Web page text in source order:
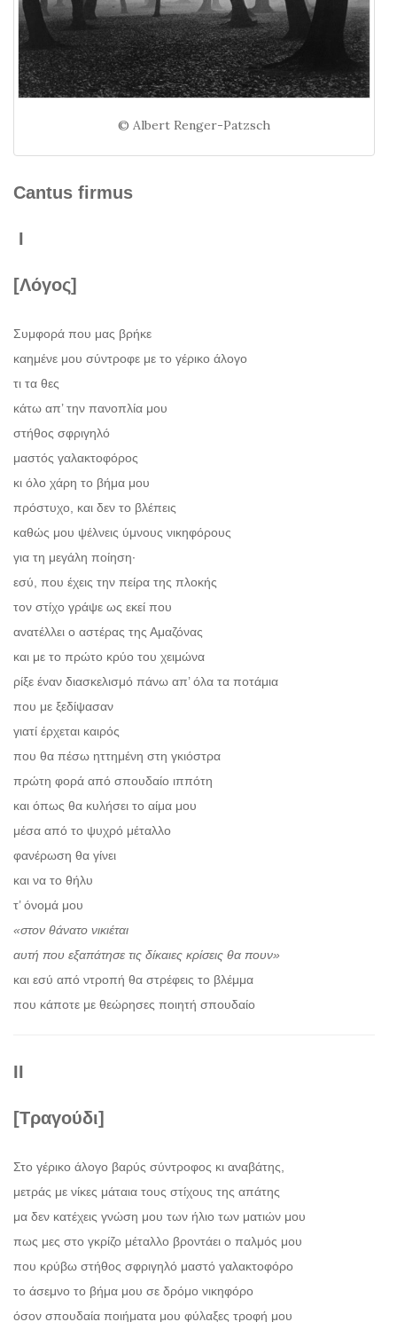
© Albert Renger-Patzsch
Cantus firmus
Ι
[Λόγος]
Συμφορά που μας βρήκε
καημένε μου σύντροφε με το γέρικο άλογο
τι τα θες
κάτω απ’ την πανοπλία μου
στήθος σφριγηλό
μαστός γαλακτοφόρος
κι όλο χάρη το βήμα μου
πρόστυχο, και δεν το βλέπεις
καθώς μου ψέλνεις ύμνους νικηφόρους
για τη μεγάλη ποίηση∙
εσύ, που έχεις την πείρα της πλοκής
τον στίχο γράψε ως εκεί που
ανατέλλει ο αστέρας της Αμαζόνας
και με το πρώτο κρύο του χειμώνα
ρίξε έναν διασκελισμό πάνω απ’ όλα τα ποτάμια
που με ξεδίψασαν
γιατί έρχεται καιρός
που θα πέσω ηττημένη στη γκιόστρα
πρώτη φορά από σπουδαίο ιππότη
και όπως θα κυλήσει το αίμα μου
μέσα από το ψυχρό μέταλλο
φανέρωση θα γίνει
και να το θήλυ
τ’ όνομά μου
«στον θάνατο νικιέται
αυτή που εξαπάτησε τις δίκαιες κρίσεις θα πουν»
και εσύ από ντροπή θα στρέφεις το βλέμμα
που κάποτε με θεώρησες ποιητή σπουδαίο
ΙΙ
[Τραγούδι]
Στο γέρικο άλογο βαρύς σύντροφος κι αναβάτης,
μετράς με νίκες μάταια τους στίχους της απάτης
μα δεν κατέχεις γνώση μου των ήλιο των ματιών μου
πως μες στο γκρίζο μέταλλο βροντάει ο παλμός μου
που κρύβω στήθος σφριγηλό μαστό γαλακτοφόρο
το άσεμνο το βήμα μου σε δρόμο νικηφόρο
όσον σπουδαία ποιήματα μου φύλαξες τροφή μου